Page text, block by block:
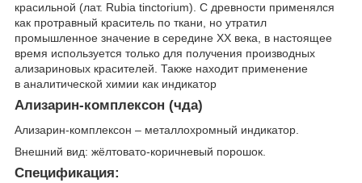
красильной (лат. Rubia tinctorium). С древности применялся
как протравный краситель по ткани, но утратил
промышленное значение в середине XX века, в настоящее
время используется только для получения производных
ализариновых красителей. Также находит применение
в аналитической химии как индикатор
Ализарин-комплексон (чда)
Ализарин-комплексон – металлохромный индикатор.
Внешний вид: жёлтовато-коричневый порошок.
Спецификация: